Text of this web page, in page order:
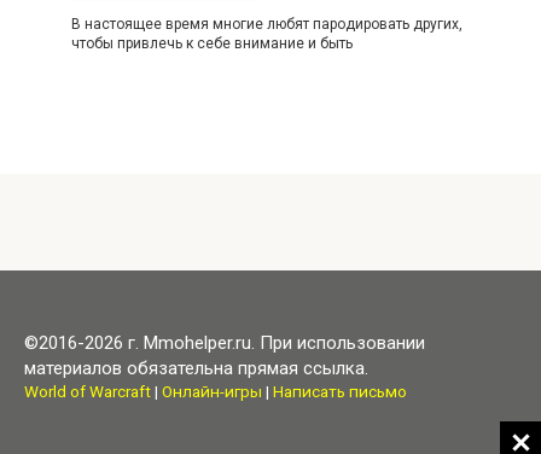
В настоящее время многие любят пародировать других,
чтобы привлечь к себе внимание и быть
©2016-2026 г. Mmohelper.ru. При использовании
материалов обязательна прямая ссылка.
World of Warcraft| Онлайн-игры | Написать письмо